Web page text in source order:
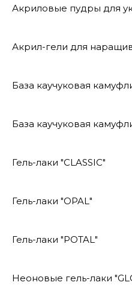
Акриловые пудры для
Акрил-гели для
База каучуковая
База каучуковая
Гель-лаки "CLASSIC"
Гель-лаки "OPAL"
Гель-лаки "POTAL"
Неоновые гель-лаки